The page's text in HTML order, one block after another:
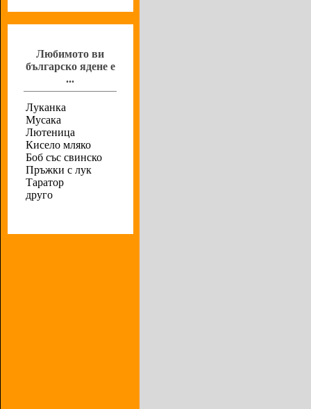
Любимото ви
българско ядене е
...
Луканка
Мусака
Лютеница
Кисело мляко
Боб със свинско
Пръжки с лук
Таратор
друго